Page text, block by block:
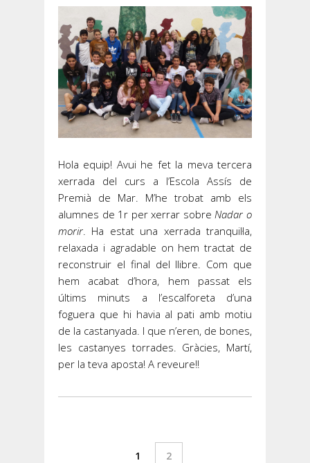
Hola equip! Avui he fet la meva tercera
xerrada del curs a l’Escola Assís de
Premià de Mar. M’he trobat amb els
alumnes de 1r per xerrar sobreNadar o
morir. Ha estat una xerrada tranquil·la,
relaxada i agradable on hem tractat de
reconstruir el final del llibre. Com que
hem acabat d’hora, hem passat els
últims minuts a l’escalforeta d’una
foguera que hi havia al pati amb motiu
de la castanyada. I que n’eren, de bones,
les castanyes torrades. Gràcies, Martí,
per la teva aposta! A reveure!!
1 2